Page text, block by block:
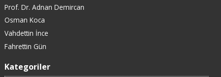
Prof. Dr. Adnan Demircan
Osman Koca
Vahdettin İnce
Fahrettin Gün
Kategoriler